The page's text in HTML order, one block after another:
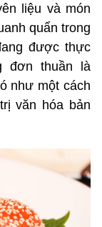
liệu và món
quẩn trong
được thực
đơn thuần là
như một cách
văn hóa bản